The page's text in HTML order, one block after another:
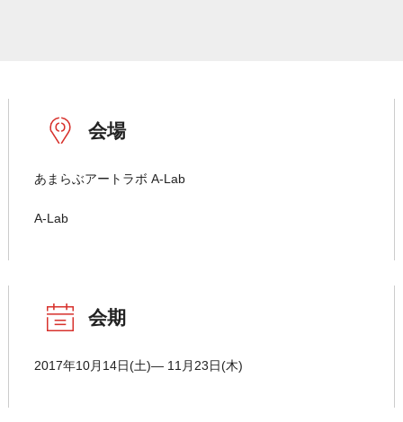
会場
あまらぶアートラボ A-Lab
A-Lab
会期
2017年10月14日(土)― 11月23日(木)